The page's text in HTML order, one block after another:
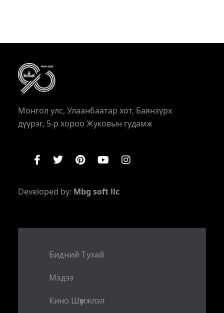
Монгол улс, Улаанбаатар хот, Баянзүрх
дүүрэг, 5-р хороо Жуковын гудамж
Developed by: Mbg soft llc
Бидний Тухай
Мэдээ
Кино Шүүмжлэл